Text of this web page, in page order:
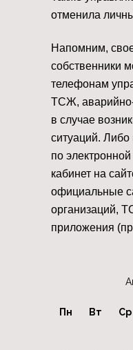
отменила
Напомним,
собственники
телефонам
ТСЖ,
в случае
ситуаций.
по
кабинет на
официальные
организаций,
приложения
Пн Вт Ср